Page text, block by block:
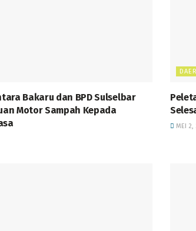
Bakaru dan BPD Sulselbar
Motor Sampah Kepada
MEI 2,